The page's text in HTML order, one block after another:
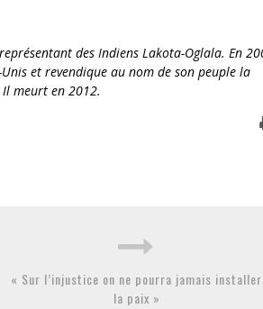
des Indiens Lakota-Oglala. En
et revendique au nom de son peuple la
meurt en 2012.
« Sur l’injustice on ne pourra jamais installer
la paix »
LA RÉVOLUTION OU RIEN
Comité Action Palestine